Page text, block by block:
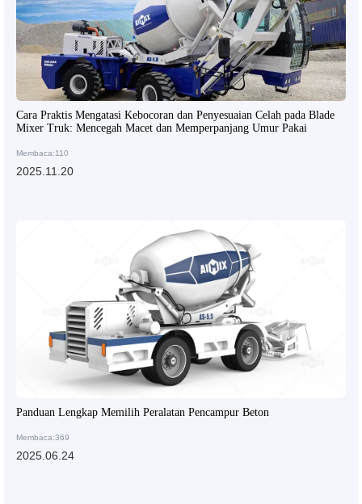
Cara Praktis Mengatasi Kebocoran dan Penyesuaian Celah pada Blade
Mixer Truk: Mencegah Macet dan Memperpanjang Umur Pakai
Membaca:110
2025.11.20
Panduan Lengkap Memilih Peralatan Pencampur Beton
Membaca:369
2025.06.24